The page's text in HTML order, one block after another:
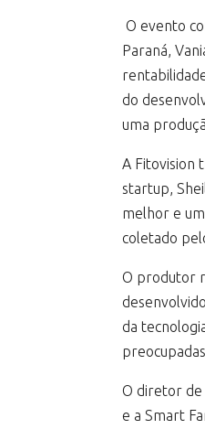
O evento
Paraná,
do
uma
A Fitovision
startup,
melhor e
coletado
O produtor
da
O diretor de
e a Smart